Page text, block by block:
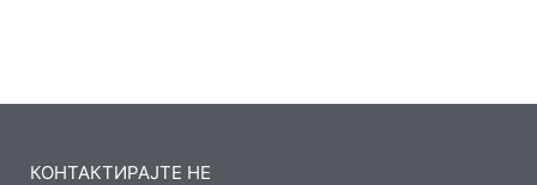
КОНТАКТИРАЈТЕ НЕ